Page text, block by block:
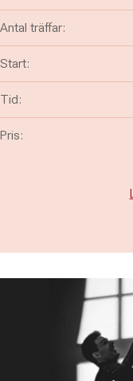
Antal träffar:
Start:
Tid:
Pris: